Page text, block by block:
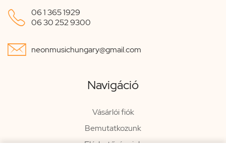
 06 1 365 1929
06 30 252 9300
 neonmusichungary@gmail.com
Navigáció
Vásárlói fiók
Bemutatkozunk
Elérhetőségeink